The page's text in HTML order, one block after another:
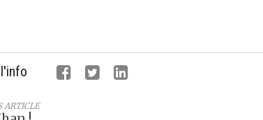
ARTICLE